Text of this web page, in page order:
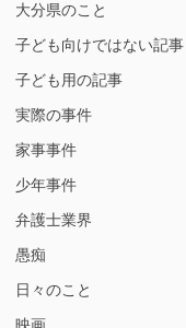
大分県のこと
子ども向けではない記事
子ども用の記事
実際の事件
家事事件
少年事件
弁護士業界
愚痴
日々のこと
映画